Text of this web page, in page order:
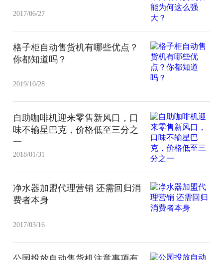
2017/06/27
格子柜自动售货机有哪些优点？
你都知道吗？
2019/10/28
自助咖啡机迎来零售新风口，口
味不输星巴克，价格低至三分之
一
2018/01/31
净水器加盟代理营销 还需回归消
费者本身
2017/03/16